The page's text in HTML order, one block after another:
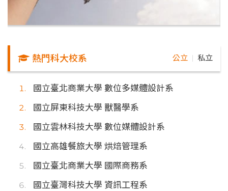
熱門科大校系 公立 私立
國立臺北商業大學 數位多媒體設計系
國立屏東科技大學 獸醫學系
國立雲林科技大學 數位媒體設計系
國立高雄餐旅大學 烘焙管理系
國立臺北商業大學 國際商務系
國立臺灣科技大學 資訊工程系